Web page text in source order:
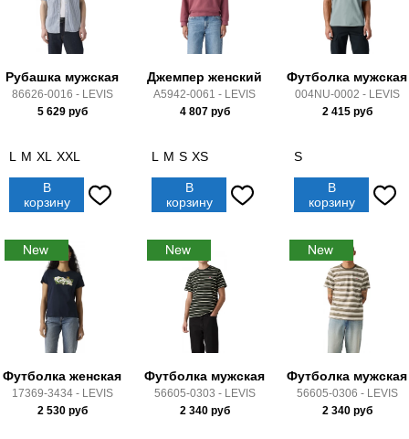
Рубашка мужская
86626-0016 - LEVIS
5 629руб
L M XL XXL
В
корзину
Джемпер женский
A5942-0061 - LEVIS
4 807руб
L M S XS
В
корзину
Футболка мужская
004NU-0002 - LEVIS
2 415руб
S
В
корзину
Футболка женская
17369-3434 - LEVIS
2 530руб
Футболка мужская
56605-0303 - LEVIS
2 340руб
Футболка мужская
56605-0306 - LEVIS
2 340руб